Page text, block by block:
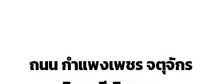
ถนน กำแพงเพชร จตุจักร